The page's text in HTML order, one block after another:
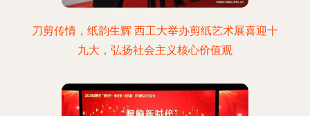
刀剪传情，纸韵生辉 西工大举办剪纸艺术展喜迎十
九大，弘扬社会主义核心价值观